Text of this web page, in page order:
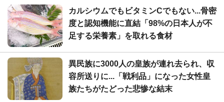
カルシウムでもビタミンCでもない...骨密
度と認知機能に直結「98%の日本人が不
足する栄養素」を取れる食材
異民族に3000人の皇族が連れ去られ、収
容所送りに...「戦利品」になった女性皇
族たちがたどった悲惨な結末